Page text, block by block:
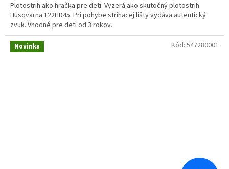
Plotostrih ako hračka pre deti. Vyzerá ako skutočný plotostrih
Husqvarna 122HD45. Pri pohybe strihacej lišty vydáva autentický
zvuk. Vhodné pre deti od 3 rokov.
Novinka Kód: 547280001